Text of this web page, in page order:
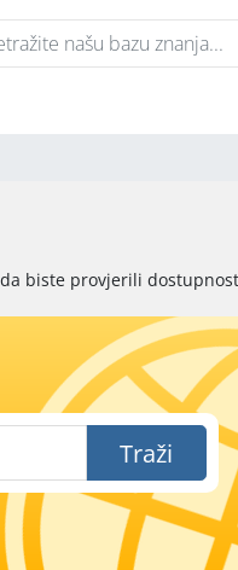
biste provjerili
Traži